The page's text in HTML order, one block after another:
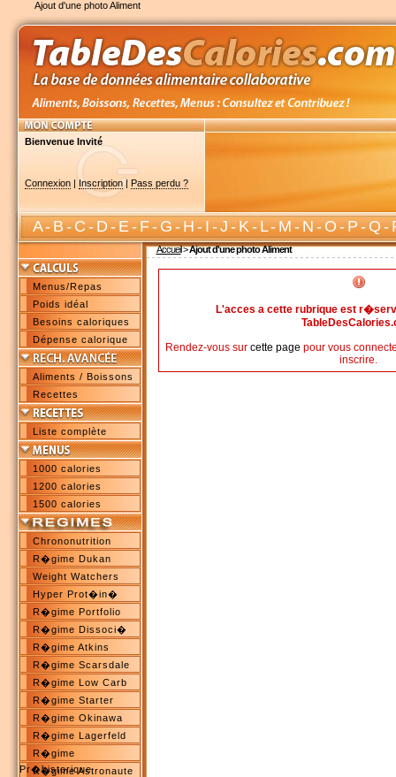
Ajout d'une photo Aliment
Bienvenue Invité
Connexion| Inscription| Pass perdu ?
A-B-C-D-E-F-G-H-I-J-K-L-M-N-O-P-Q-
Accueil>Ajout d'une photo Aliment
Menus/Repas
Poids idéal
Besoins caloriques
Dépense calorique
Aliments / Boissons
Recettes
Liste complète
1000 calories
1200 calories
1500 calories
Chrononutrition
R�gime Dukan
Weight Watchers
Hyper Prot�in�
R�gime Portfolio
R�gime Dissoci�
R�gime Atkins
R�gime Scarsdale
R�gime Low Carb
R�gime Starter
R�gime Okinawa
R�gime Lagerfeld
R�gime
Pr�historique
R�gime Astronaute
L'acces a cette rubrique est
Rendez-vous sur cette page pour vous
inscrire.